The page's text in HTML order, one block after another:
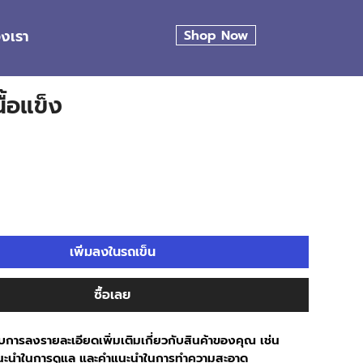
เรา Shop Now
อแข็ง
เพิ่มลงในรถเข็น
ซื้อเลย
ารลงรายละเอียดเพิ่มเติมเกี่ยวกับสินค้าของคุณ เช่น
ำในการดูแล และคำแนะนำในการทำความสะอาด